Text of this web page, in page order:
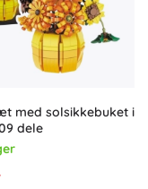
med solsikkebuket i
dele